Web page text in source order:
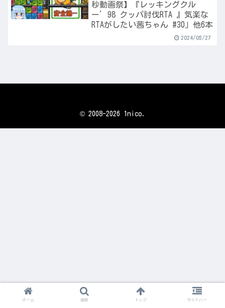
秒動画祭】『レッキングクル
ー’98 クッパ討伐RTA 』気楽な
RTAがしたい茜ちゃん #30」他6本
2024/05/27
© 2008-2026 1nico.
ホーム 検索 トップ サイドバー